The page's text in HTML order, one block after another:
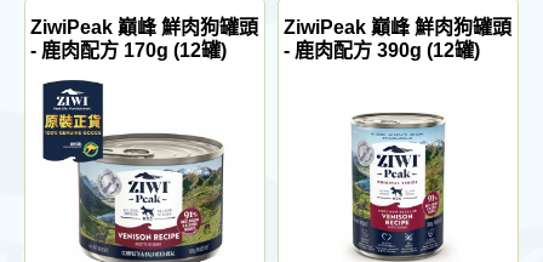
ZiwiPeak 巔峰 鮮肉狗罐頭
- 鹿肉配方 170g (12罐)
ZiwiPeak 巔峰 鮮肉狗罐頭
- 鹿肉配方 390g (12罐)